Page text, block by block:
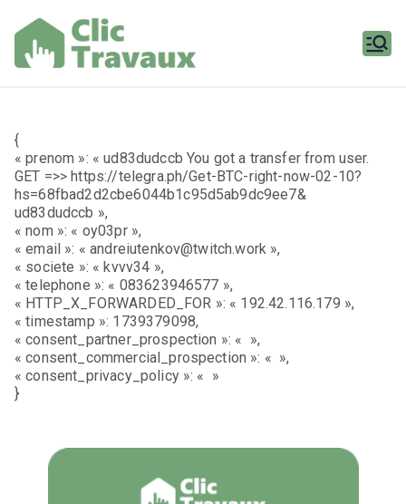
contenu
{
« prenom »: « ud83dudccb You got a transfer from user.
GET =>> https://telegra.ph/Get-BTC-right-now-02-10?
hs=68fbad2d2cbe6044b1c95d5ab9dc9ee7&
ud83dudccb »,
« nom »: « oy03pr »,
« email »: « andreiutenkov@twitch.work »,
« societe »: « kvvv34 »,
« telephone »: « 083623946577 »,
« HTTP_X_FORWARDED_FOR »: « 192.42.116.179 »,
« timestamp »: 1739379098,
« consent_partner_prospection »: « »,
« consent_commercial_prospection »: « »,
« consent_privacy_policy »: « »
}